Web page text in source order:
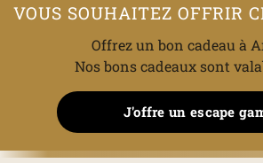
VOUS SOUHAITEZ OFFRIR
Offrez un bon cadeau à
Nos bons cadeaux sont
J'offre un escape